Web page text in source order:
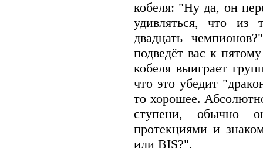
кобеля: "Ну да, он
удивляться, что из
двадцать
подведёт вас к
кобеля выиграет
что это убедит
то хорошее.
ступени, обычно
протекциями и
или BIS?".